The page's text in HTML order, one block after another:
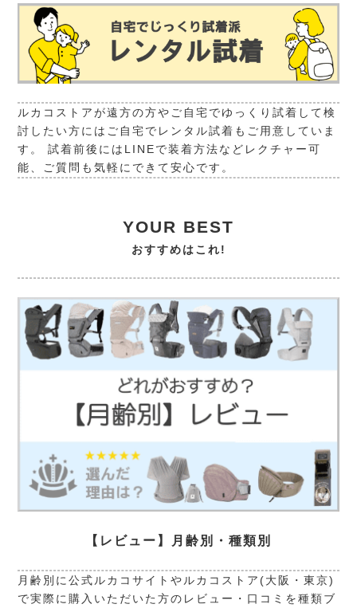
ルカコストアが遠方の方やご自宅でゆっくり試着して検
討したい方にはご自宅でレンタル試着もご用意していま
す。 試着前後にはLINEで装着方法などレクチャー可
能、ご質問も気軽にできて安心です。
YOUR BEST
おすすめはこれ!
【レビュー】月齢別・種類別
月齢別に公式ルカコサイトやルカコストア(大阪・東京)
で実際に購入いただいた方のレビュー・口コミを種類ブ